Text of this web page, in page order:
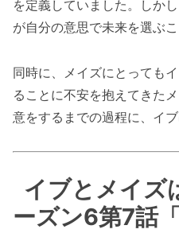
を定義していました。しか
が自分の意思で未来を選ぶこ
同時に、メイズにとっても
ることに不安を抱えてきた
意をするまでの過程に、イ
イブとメイズ
ーズン6第7話